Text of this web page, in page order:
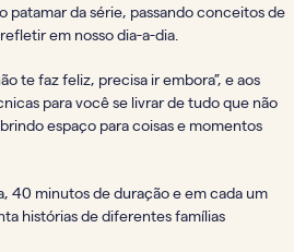
patamar da série, passando conceitos de
em nosso dia-a-dia.
te faz feliz, precisa ir embora”, e aos
para você se livrar de tudo que não
espaço para coisas e momentos
40 minutos de duração e em cada um
histórias de diferentes famílias